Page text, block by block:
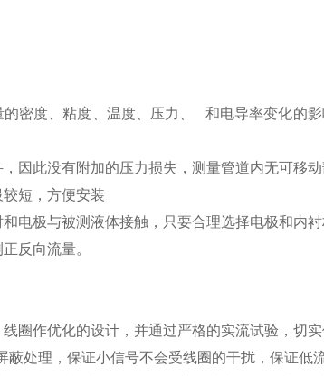
的密度、粘度、温度、压力、 和电导率变化的
因此没有附加的压力损失，测量管道内无可移
短，方便安装
电极与被测液体接触，只要合理选择电极和内
反向流量。
圈作优化的设计，并通过严格的实流试验，切
蔽处理，保证小信号不会受线圈的干扰，保证低